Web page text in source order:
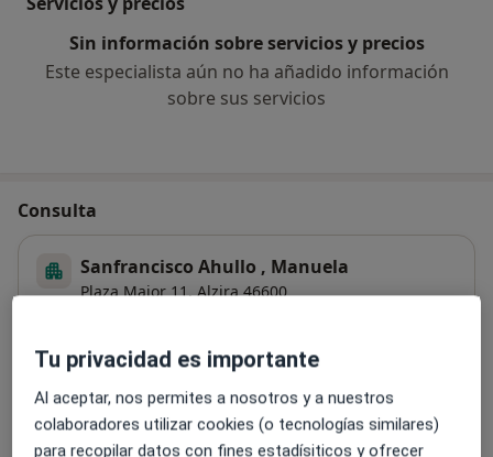
Sin información sobre servicios y precios
Este especialista aún no ha añadido información
sobre sus servicios
Consulta
Sanfrancisco Ahullo , Manuela
Plaza Major 11, Alzira46600
Ampliarse abre en una nueva
Disponibilidad
Este especialista no ofrece reserva online en esta
Tu privacidad es importante
Al aceptar, nos permites a nosotros y a nuestros
colaboradores utilizar cookies (o tecnologías similares)
para recopilar datos con fines estadísiticos y ofrecer